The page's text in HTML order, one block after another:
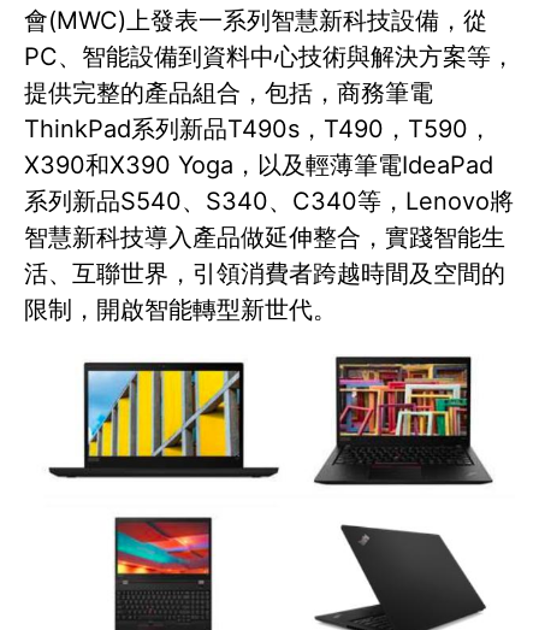
會(MWC)上發表一系列智慧新科技設備，從
PC、智能設備到資料中心技術與解決方案等，
提供完整的產品組合，包括，商務筆電
ThinkPad系列新品T490s，T490，T590，
X390和X390 Yoga，以及輕薄筆電IdeaPad
系列新品S540、S340、C340等，Lenovo將
智慧新科技導入產品做延伸整合，實踐智能生
活、互聯世界，引領消費者跨越時間及空間的
限制，開啟智能轉型新世代。